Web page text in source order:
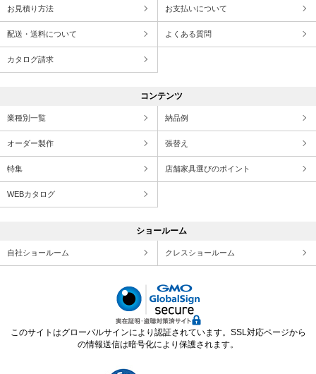
お見積り方法 お支払いについて
配送・送料について よくある質問
カタログ請求
コンテンツ
業種別一覧 納品例
オーダー製作 張替え
特集 店舗家具選びのポイント
WEBカタログ
ショールーム
自社ショールーム クレスショールーム
このサイトはグローバルサインにより認証されています。SSL対応ページから
の情報送信は暗号化により保護されます。